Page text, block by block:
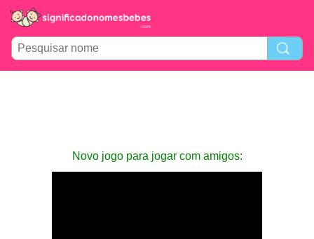
Novo jogo para jogar com amigos: